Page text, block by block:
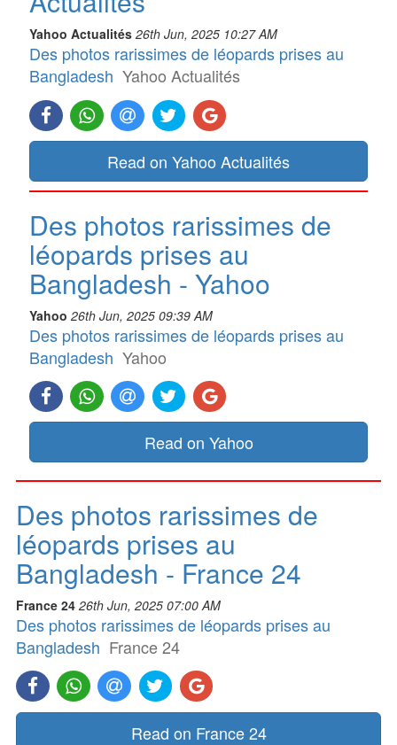
Yahoo Actualités 26th Jun, 2025 10:27 AM
Des photos rarissimes de léopards prises au
Bangladesh Yahoo Actualités
Read on Yahoo Actualités
Des photos rarissimes de
léopards prises au
Bangladesh - Yahoo
Yahoo 26th Jun, 2025 09:39 AM
Des photos rarissimes de léopards prises au
Bangladesh Yahoo
Read on Yahoo
Des photos rarissimes de
léopards prises au
Bangladesh - France 24
France 24 26th Jun, 2025 07:00 AM
Des photos rarissimes de léopards prises au
Bangladesh France 24
Read on France 24